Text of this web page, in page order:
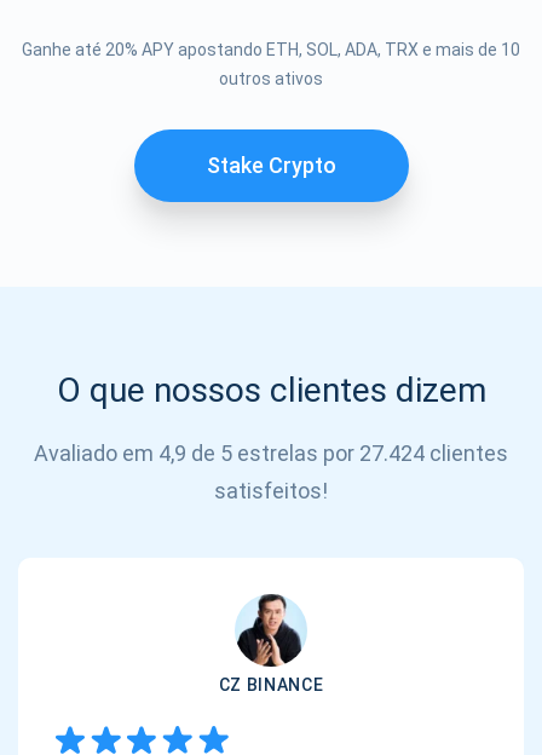
Ganhe até 20% APY apostando ETH, SOL, ADA, TRX e mais de 10
outros ativos
Stake Crypto
O que nossos clientes dizem
Avaliado em 4,9 de 5 estrelas por 27.424 clientes
satisfeitos!
CZ BINANCE
SE
INSCREVER
Se inscrever